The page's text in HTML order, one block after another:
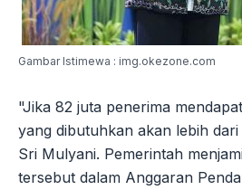
Gambar Istimewa : img.okezone.com
"Jika 82 juta penerima
yang dibutuhkan akan lebih
Sri Mulyani. Pemerintah
tersebut dalam Anggaran